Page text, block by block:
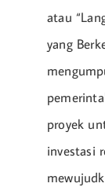
atau
yang
proyek
investasi